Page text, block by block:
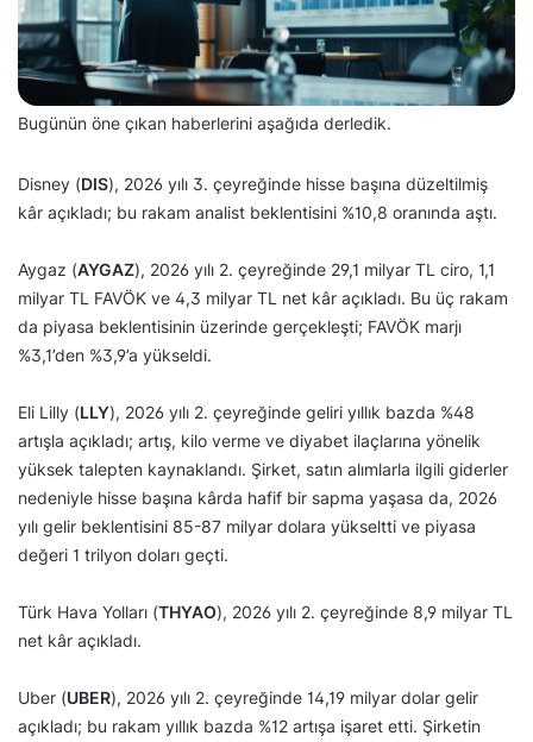
Bugünün öne çıkan haberlerini aşağıda derledik.
Disney (DIS), 2026 yılı 3. çeyreğinde hisse başına düzeltilmiş
kâr açıkladı; bu rakam analist beklentisini %10,8 oranında aştı.
Aygaz (AYGAZ), 2026 yılı 2. çeyreğinde 29,1 milyar TL ciro, 1,1
milyar TL FAVÖK ve 4,3 milyar TL net kâr açıkladı. Bu üç rakam
da piyasa beklentisinin üzerinde gerçekleşti; FAVÖK marjı
%3,1’den %3,9’a yükseldi.
Eli Lilly (LLY), 2026 yılı 2. çeyreğinde geliri yıllık bazda %48
artışla açıkladı; artış, kilo verme ve diyabet ilaçlarına yönelik
yüksek talepten kaynaklandı. Şirket, satın alımlarla ilgili giderler
nedeniyle hisse başına kârda hafif bir sapma yaşasa da, 2026
yılı gelir beklentisini 85-87 milyar dolara yükseltti ve piyasa
değeri 1 trilyon doları geçti.
Türk Hava Yolları (THYAO), 2026 yılı 2. çeyreğinde 8,9 milyar TL
net kâr açıkladı.
Uber (UBER), 2026 yılı 2. çeyreğinde 14,19 milyar dolar gelir
açıkladı; bu rakam yıllık bazda %12 artışa işaret etti. Şirketin